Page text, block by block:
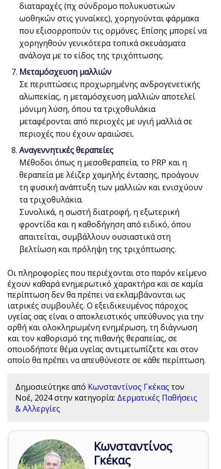
διαταραχές (πχ σύνδρομο πολυκυστικών
ωοθηκών στις γυναίκες), χορηγούνται φάρμακα
που εξισορροπούν τις ορμόνες. Επίσης μπορεί να
χορηγηθούν γενικότερα τοπικά σκευάσματα
ανάλογα με το είδος της τριχόπτωσης.
Μεταμόσχευση μαλλιών
Σε περιπτώσεις προχωρημένης ανδρογενετικής
αλωπεκίας, η μεταμόσχευση μαλλιών αποτελεί
μόνιμη λύση, όπου τα τριχοθυλάκια
μεταφέρονται από περιοχές με υγιή μαλλιά σε
περιοχές που έχουν αραιώσει.
Αναγεννητικές θεραπείες
Μέθοδοι όπως η μεσοθεραπεία, το PRP και η
θεραπεία με λέιζερ χαμηλής έντασης, προάγουν
τη φυσική ανάπτυξη των μαλλιών και ενισχύουν
τα τριχοθυλάκια.
Συνολικά, η σωστή διατροφή, η εξωτερική
φροντίδα και η καθοδήγηση από ειδικό, όπου
απαιτείται, συμβάλλουν ουσιαστικά στη
βελτίωση και πρόληψη της τριχόπτωσης.
Οι πληροφορίες που περιέχονται στο παρόν κείμενο
έχουν καθαρά ενημερωτικό χαρακτήρα και σε καμία
περίπτωση δεν θα πρέπει να εκλαμβάνονται ως
ιατρικές συμβουλές. Ο εξειδικευμένος πάροχος
υγείας σας είναι ο αποκλειστικός υπεύθυνος για την
ορθή και ολοκληρωμένη ενημέρωση, τη διάγνωση
και τον καθορισμό της πιθανής θεραπείας, σε
οποιοδήποτε θέμα υγείας αντιμετωπίζετε και στον
οποίο θα πρέπει να απευθύνεστε σε κάθε περίπτωση.
Δημοσιεύτηκε από Κωνσταντίνος Γκέκας τον
Νοέ, 2024στην κατηγορία: Δερματικές Παθήσεις
& Αλλεργίες
Κωνσταντίνος
Γκέκας